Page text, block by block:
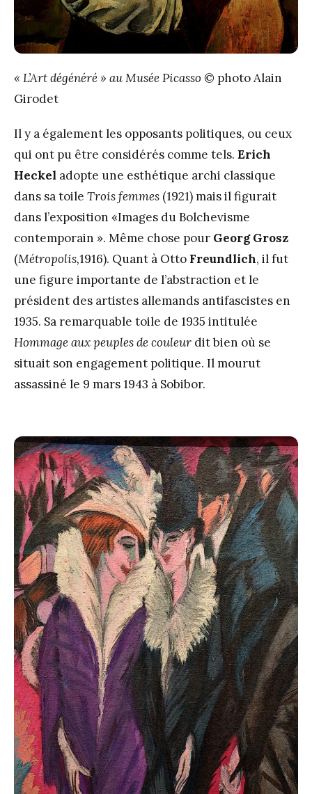
« L’Art dégénéré » au Musée Picasso © photo Alain
Girodet
Il y a également les opposants politiques, ou ceux
qui ont pu être considérés comme tels. Erich
Heckel adopte une esthétique archi classique
dans sa toile Trois femmes (1921) mais il figurait
dans l’exposition «Images du Bolchevisme
contemporain ». Même chose pour Georg Grosz
(Métropolis,1916). Quant à Otto Freundlich, il fut
une figure importante de l’abstraction et le
président des artistes allemands antifascistes en
1935. Sa remarquable toile de 1935 intitulée
Hommage aux peuples de couleur dit bien où se
situait son engagement politique. Il mourut
assassiné le 9 mars 1943 à Sobibor.